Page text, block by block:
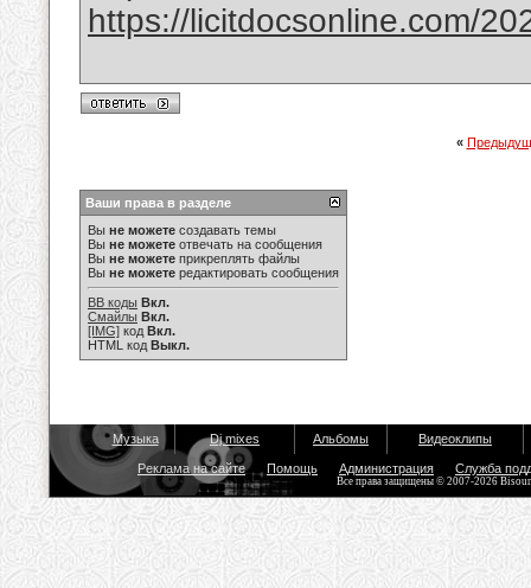
https://licitdocsonline.com/
«
Ваши права в разделе
Вы не можете создавать темы
Вы не можете отвечать на сообщения
Вы не можете прикреплять файлы
Вы не можете редактировать сообщения
BB коды Вкл.
Смайлы Вкл.
[IMG] код Вкл.
HTML код Выкл.
Музыка Dj mixes Альбомы Видеоклипы
Реклама на сайте Помощь Администрация Служба
Все права защищены © 2007-2026